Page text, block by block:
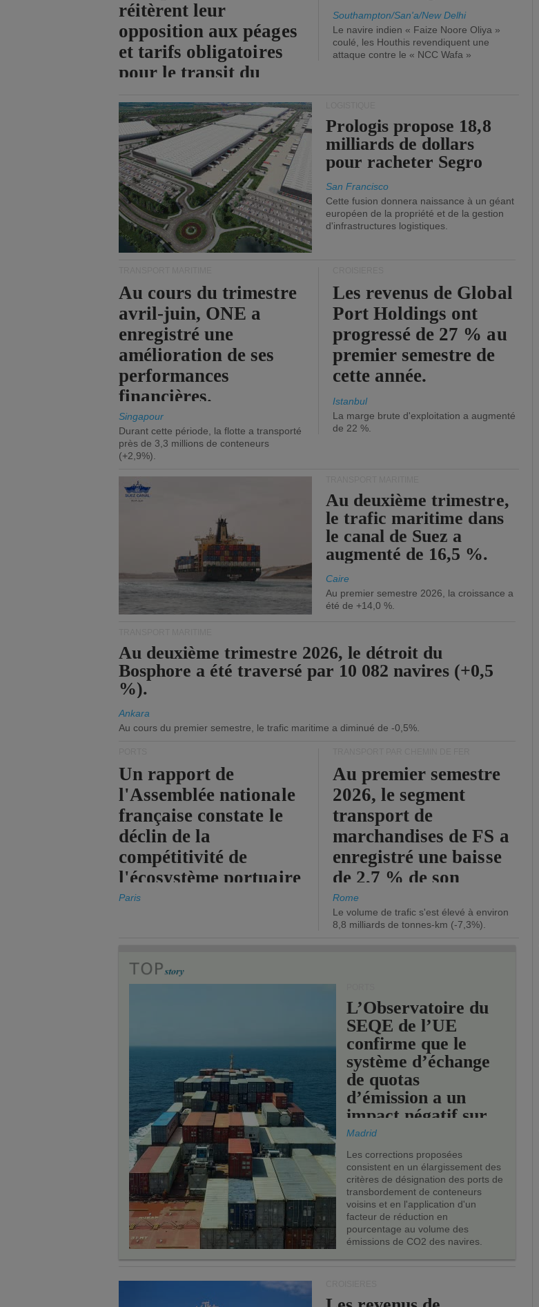
réitèrent leur
opposition aux péages
et tarifs obligatoires
pour le transit du
Southampton/San'a/New Delhi
Le navire indien « Faize Noore Oliya »
coulé, les Houthis revendiquent une
attaque contre le « NCC Wafa »
Prologis propose 18,8
milliards de dollars
pour racheter Segro
San Francisco
Cette fusion donnera naissance à un géant
européen de la propriété et de la gestion
d'infrastructures logistiques.
Au cours du trimestre
avril-juin, ONE a
enregistré une
amélioration de ses
performances
financières.
Singapour
Durant cette période, la flotte a transporté
près de 3,3 millions de conteneurs
(+2,9%).
Les revenus de Global
Port Holdings ont
progressé de 27 % au
premier semestre de
cette année.
Istanbul
La marge brute d'exploitation a augmenté
de 22 %.
Au deuxième trimestre,
le trafic maritime dans
le canal de Suez a
augmenté de 16,5 %.
Caire
Au premier semestre 2026, la croissance a
été de +14,0 %.
Au deuxième trimestre 2026, le détroit du
Bosphore a été traversé par 10 082 navires (+0,5
%).
Ankara
Au cours du premier semestre, le trafic maritime a diminué de -0,5%.
Un rapport de
l'Assemblée nationale
française constate le
déclin de la
compétitivité de
l'écosystème portuaire
de l'État.
Paris
Au premier semestre
2026, le segment
transport de
marchandises de FS a
enregistré une baisse
de 2,7 % de son
chiffre d'affaires
opérationnel.
Rome
Le volume de trafic s'est élevé à environ
8,8 milliards de tonnes-km (-7,3%).
L’Observatoire du
SEQE de l’UE
confirme que le
système d’échange
de quotas
d’émission a un
impact négatif sur
les ports de l’UE.
Madrid
Les corrections proposées
consistent en un élargissement des
critères de désignation des ports de
transbordement de conteneurs
voisins et en l'application d'un
facteur de réduction en
pourcentage au volume des
émissions de CO2 des navires.